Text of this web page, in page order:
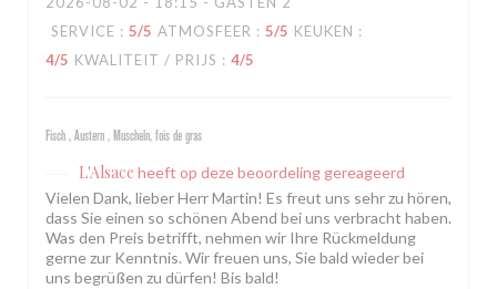
SERVICE : 5/5 ATMOSFEER : 5/5 KEUKEN :
4/5 KWALITEIT / PRIJS : 4/5
Fisch , Austern , Muscheln, fois de gras
L'Alsace heeft op deze beoordeling gereageerd
Vielen Dank, lieber Herr Martin! Es freut uns sehr zu hören,
dass Sie einen so schönen Abend bei uns verbracht haben.
Was den Preis betrifft, nehmen wir Ihre Rückmeldung
gerne zur Kenntnis. Wir freuen uns, Sie bald wieder bei
uns begrüßen zu dürfen! Bis bald!